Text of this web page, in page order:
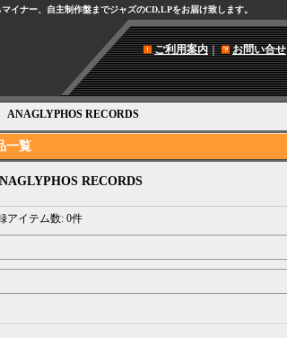
イナー、自主制作盤までジャズのCD,LPをお届け致します。
ご利用案内｜ お問い合せ
ANAGLYPHOS RECORDS
一覧
RECORDS
アイテム数: 0件